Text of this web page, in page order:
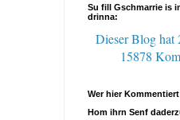
Su fill Gschmarrie is
drinna:
Dieser Blog hat
15878
Wer hier Kommentiert
Hom ihrn Senf